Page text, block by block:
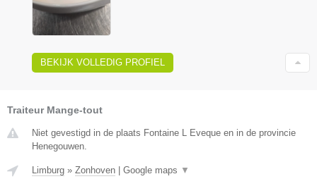
BEKIJK VOLLEDIG PROFIEL
Traiteur Mange-tout
Niet gevestigd in de plaats Fontaine L Eveque en in de provincie
Henegouwen.
Limburg » Zonhoven Google maps ▼